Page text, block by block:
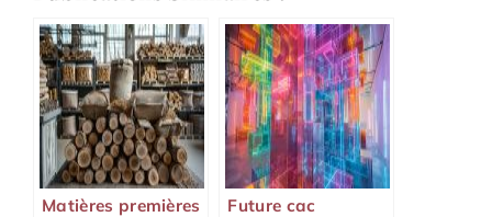
Matières premières Future cac